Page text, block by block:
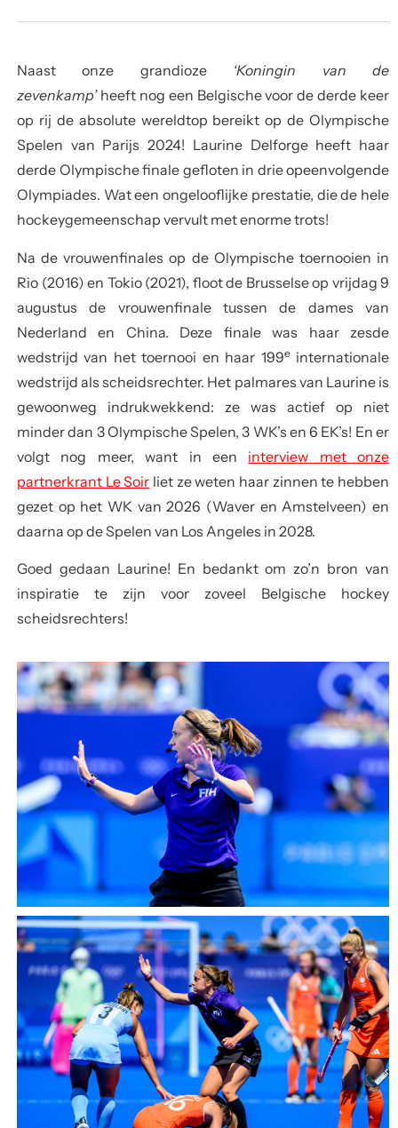
Naast onze grandioze ‘Koningin van de
zevenkamp’heeft nog een Belgische voor de derde keer
op rij de absolute wereldtop bereikt op de Olympische
Spelen van Parijs 2024! Laurine Delforge heeft haar
derde Olympische finale gefloten in drie opeenvolgende
Olympiades. Wat een ongelooflijke prestatie, die de hele
hockeygemeenschap vervult met enorme trots!
Na de vrouwenfinales op de Olympische toernooien in
Rio (2016) en Tokio (2021), floot de Brusselse op vrijdag 9
augustus de vrouwenfinale tussen de dames van
Nederland en China. Deze finale was haar zesde
wedstrijd van het toernooi en haar 199einternationale
wedstrijd als scheidsrechter. Het palmares van Laurine is
gewoonweg indrukwekkend: ze was actief op niet
minder dan 3 Olympische Spelen, 3 WK’s en 6 EK’s! En er
volgt nog meer, want in een interview met onze
partnerkrant Le Soir liet ze weten haar zinnen te hebben
gezet op het WK van 2026 (Waver en Amstelveen) en
daarna op de Spelen van Los Angeles in 2028.
Goed gedaan Laurine! En bedankt om zo’n bron van
inspiratie te zijn voor zoveel Belgische hockey
scheidsrechters!